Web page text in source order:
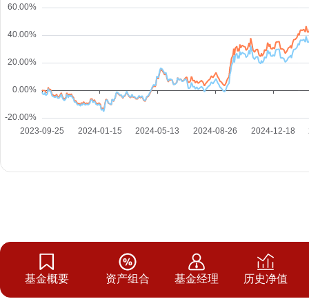
基金概要 资产组合 基金经理 历史净值